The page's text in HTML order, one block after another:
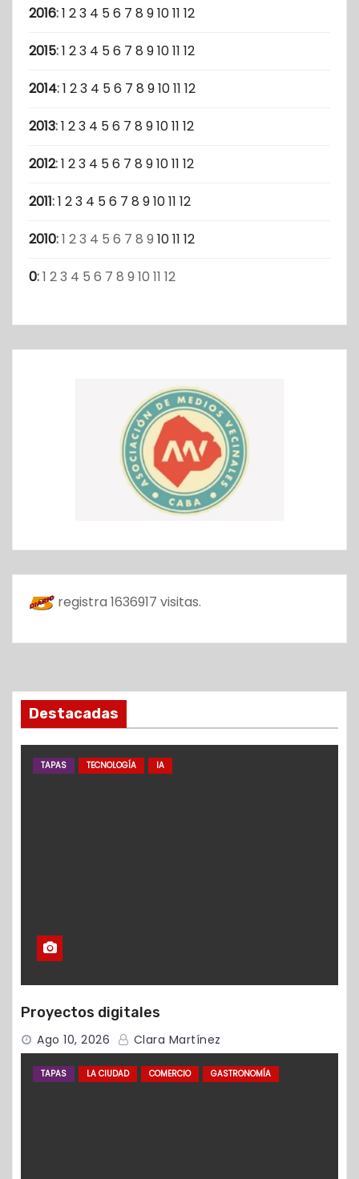
2016:1 23 4 56 7 8 91011 12
2015:1 23 4 56 7 8 91011 12
2014:1 23 4 56 7 8 91011 12
2013:1 23 4 56 7 8 91011 12
2012:1 23 4 56 7 8 91011 12
2011:1 23 4 56 7 8 91011 12
2010:1 23 4 5 6 7 8 9 1011 12
0:1 23 4 5 6 7 8 9 10 11 12
registra 1636917 visitas.
Destacadas
TAPAS TECNOLOGÍA IA
Proyectos digitales
Ago 10, 2026 Clara Martínez
TAPAS LA CIUDAD COMERCIO GASTRONOMÍA